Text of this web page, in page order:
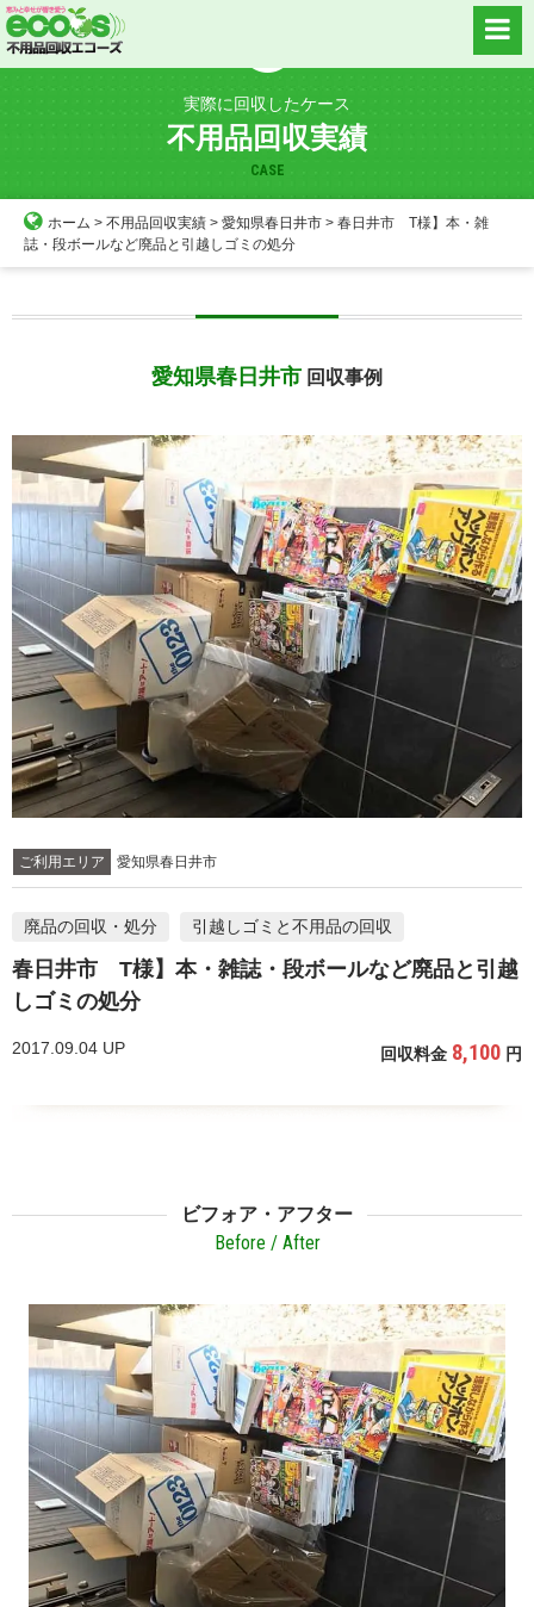
Skip
to
実際に回収したケース
不用品回収実績
CASE
ホーム > 不用品回収実績 > 愛知県春日井市 > 春日井市 T様】本・雑
誌・段ボールなど廃品と引越しゴミの処分
愛知県春日井市 回収事例
ご利用エリア 愛知県春日井市
廃品の回収・処分 引越しゴミと不用品の回収
春日井市 T様】本・雑誌・段ボールなど廃品と引越
しゴミの処分
2017.09.04 UP 回収料金 8,100 円
ビフォア・アフター
Before / After